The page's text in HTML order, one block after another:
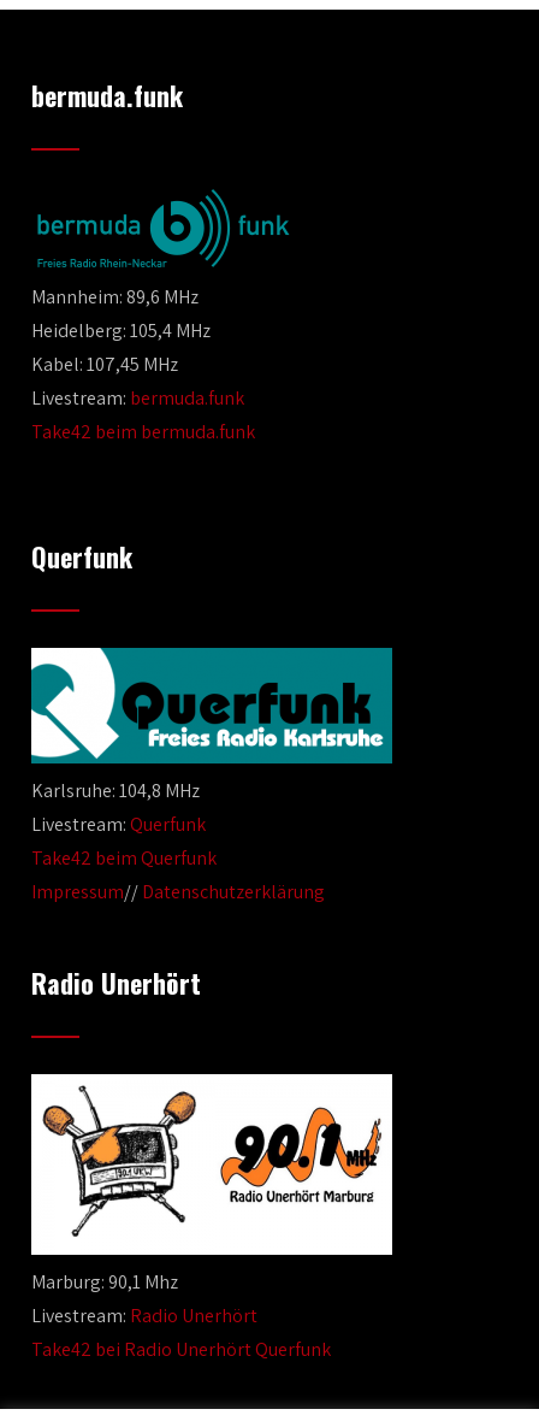
bermuda.funk
Mannheim: 89,6 MHz
Heidelberg: 105,4 MHz
Kabel: 107,45 MHz
Livestream: bermuda.funk
Take42 beim bermuda.funk
Querfunk
Karlsruhe: 104,8 MHz
Livestream:Querfunk
Take42 beim Querfunk
Impressum//Datenschutzerklärung
Radio Unerhört
Marburg: 90,1 Mhz
Livestream: Radio Unerhört
Take42 bei Radio Unerhört Querfunk